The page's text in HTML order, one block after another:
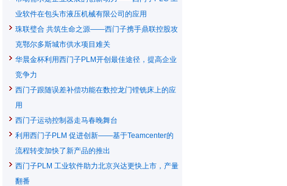
业软件在包头市液压机械有限公司的应用
珠联璧合 共筑生命之源——西门子携手鼎联控股攻
克鄂尔多斯城市供水项目难关
华晨金杯利用西门子PLM开创最佳途径，提高企业
竞争力
西门子跟随误差补偿功能在数控龙门镗铣床上的应
用
西门子运动控制器走马春晚舞台
利用西门子PLM 促进创新——基于Teamcenter的
流程转变加快了新产品的推出
西门子PLM 工业软件助力北京兴达更快上市，产量
翻番